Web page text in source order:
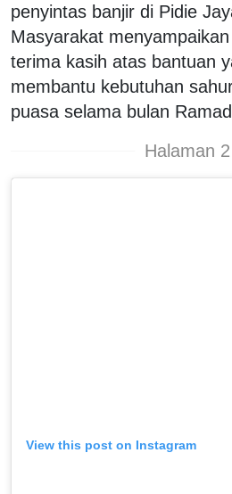
penyintas banjir di Pidie
Masyarakat
terima kasih atas bantuan
membantu kebutuhan
puasa selama bulan
Halaman
View this post on Instagram